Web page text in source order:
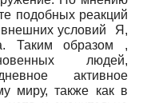
подобных реакций
внешних условий Я,
Таким образом ,
людей,
активное
миру, также как в